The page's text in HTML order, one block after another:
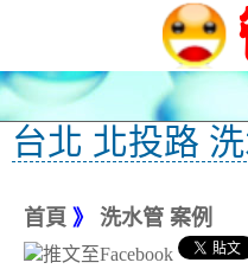
台北 北投路
首頁 》 洗水管 案例